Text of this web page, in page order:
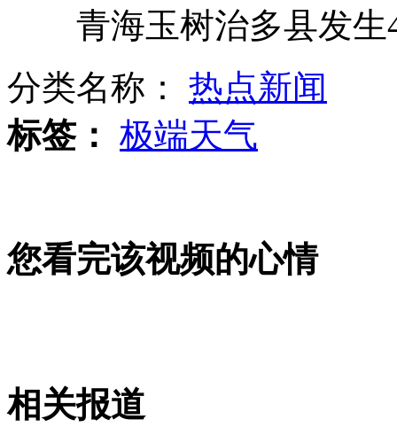
解放军高官访美强调钓鱼岛主权
司机一年不违章有机会获小汽车？
山西运城恶犬咬伤多人 警民合力深夜将其击毙
青海玉树治多县发生
分类名称： 热点新闻
标签： 极端天气
您看完该视频的心情
相关报道